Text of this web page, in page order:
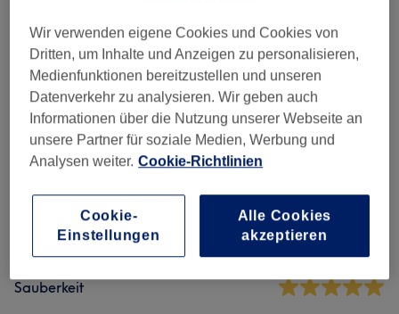
Augenbrauen & Wimpern (7) ab 20 €
Salonbewertungen
4,9 644 Bewertungen
Ambiente
Sauberkeit
Wir verwenden eigene Cookies und Cookies von
Dritten, um Inhalte und Anzeigen zu personalisieren,
Medienfunktionen bereitzustellen und unseren
Datenverkehr zu analysieren. Wir geben auch
Informationen über die Nutzung unserer Webseite an
unsere Partner für soziale Medien, Werbung und
Analysen weiter. Cookie-Richtlinien
Cookie-
Einstellungen
Alle Cookies
akzeptieren